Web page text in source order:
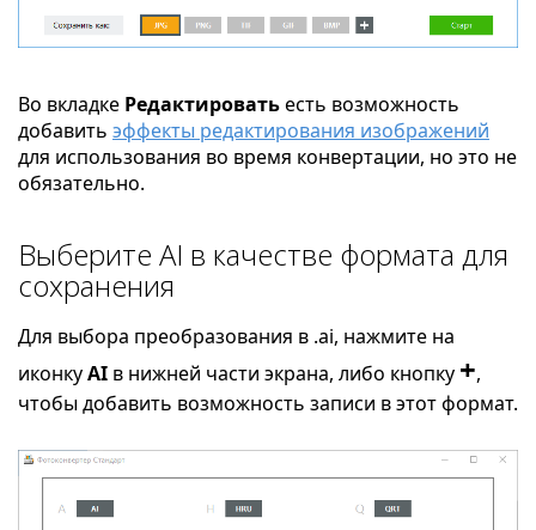
Во вкладке Редактироватьесть возможность
добавить эффекты редактирования изображений
для использования во время конвертации, но это не
обязательно.
Выберите AI в качестве формата для
сохранения
Для выбора преобразования в .ai, нажмите на
иконкуAI в нижней части экрана, либо кнопку +,
чтобы добавить возможность записи в этот формат.